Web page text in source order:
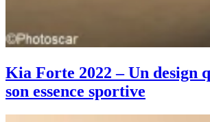
Kia Forte 2022 – Un design
son essence sportive